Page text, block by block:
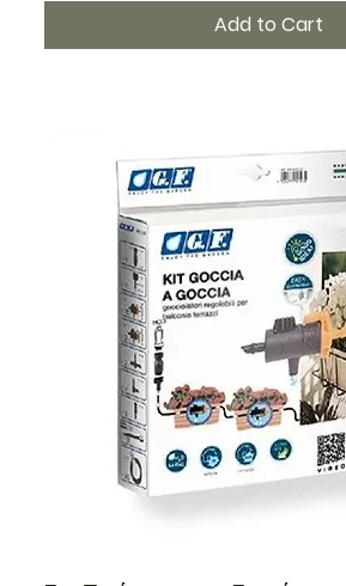
Add to Cart